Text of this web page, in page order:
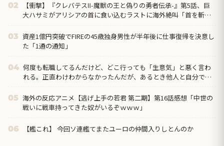
02
【衝撃】『クレバテスⅡ-魔獣の王と偽りの勇者伝承-』第5話、巨
大ハサミがアリシアの首に食い込むラストに海外絶叫「首を斬り
03 資産1億円突破でFIREの45歳独身男性が半年後に仕事復帰を決意し
た「1通の通知」
04 何度も転職してるんだけど、どこ行っても「生意気」と悪く言わ
れる。正直わけわからなかったんだが、あるとき他人と自分では
05 海外の反応アニメ【逃げ上手の若君 第二期】第16話感想「中世の
戦いに戦車持ってきた奴がいるぞｗｗｗ」
06 【艦これ】 今回ソ連艦てまたユーロの仲間入りしとんのか